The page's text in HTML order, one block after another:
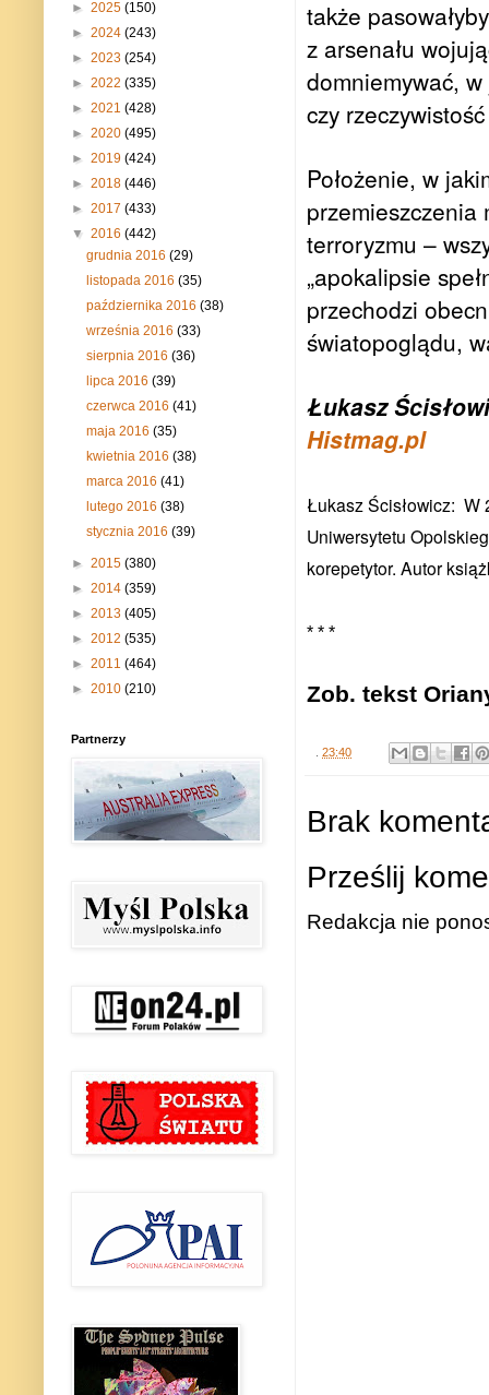
także
z arsenału
domniemywać,
czy
Położenie, w
przemieszczenia
terroryzmu –
„apokalipsie
przechodzi
światopoglądu,
Łukasz
Histmag.pl
Łukasz Ścisłowicz: W
Uniwersytetu
korepetytor. Autor
* * *
Zob. tekst
23:40
Brak
Prześlij
Redakcja nie
► 2025 (150)
► 2024 (243)
► 2023 (254)
► 2022 (335)
► 2021 (428)
► 2020 (495)
► 2019 (424)
► 2018 (446)
► 2017 (433)
▼ 2016 (442)
grudnia 2016(29)
listopada 2016(35)
października 2016(38)
września 2016(33)
sierpnia 2016(36)
lipca 2016(39)
czerwca 2016(41)
maja 2016(35)
kwietnia 2016(38)
marca 2016(41)
lutego 2016(38)
stycznia 2016(39)
► 2015 (380)
► 2014 (359)
► 2013 (405)
► 2012 (535)
► 2011 (464)
► 2010 (210)
Partnerzy